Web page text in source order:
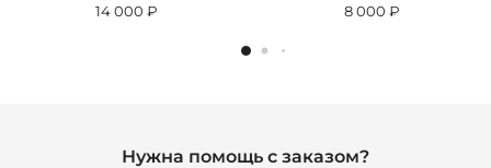
14 000 ₽ 8 000 ₽
Нужна помощь с заказом?